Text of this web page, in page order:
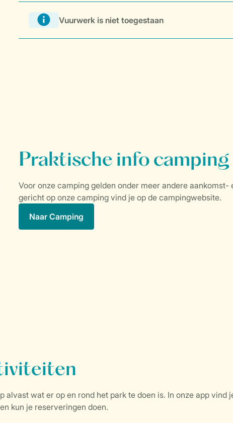
Vuurwerk is niet toegestaan
Naar Camping